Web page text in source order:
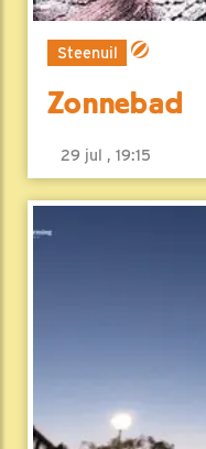
Steenuil
Zonnebad
29 jul , 19:15